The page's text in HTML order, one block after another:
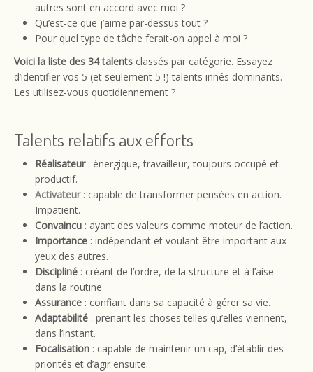
autres sont en accord avec moi ?
Qu’est-ce que j’aime par-dessus tout ?
Pour quel type de tâche ferait-on appel à moi ?
Voici la liste des 34 talents classés par catégorie. Essayez
d’identifier vos 5 (et seulement 5 !) talents innés dominants.
Les utilisez-vous quotidiennement ?
Talents relatifs aux efforts
Réalisateur: énergique, travailleur, toujours occupé et
productif.
Activateur : capable de transformer pensées en action.
Impatient.
Convaincu : ayant des valeurs comme moteur de l’action.
Importance : indépendant et voulant être important aux
yeux des autres.
Discipliné : créant de l’ordre, de la structure et à l’aise
dans la routine.
Assurance : confiant dans sa capacité à gérer sa vie.
Adaptabilité : prenant les choses telles qu’elles viennent,
dans l’instant.
Focalisation : capable de maintenir un cap, d’établir des
priorités et d’agir ensuite.